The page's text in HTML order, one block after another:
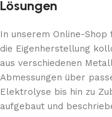
Lösungen
In unserem Online-
die Eigenherstellung
aus verschiedenen
Abmessungen über
Elektrolyse bis hin zu
aufgebaut und